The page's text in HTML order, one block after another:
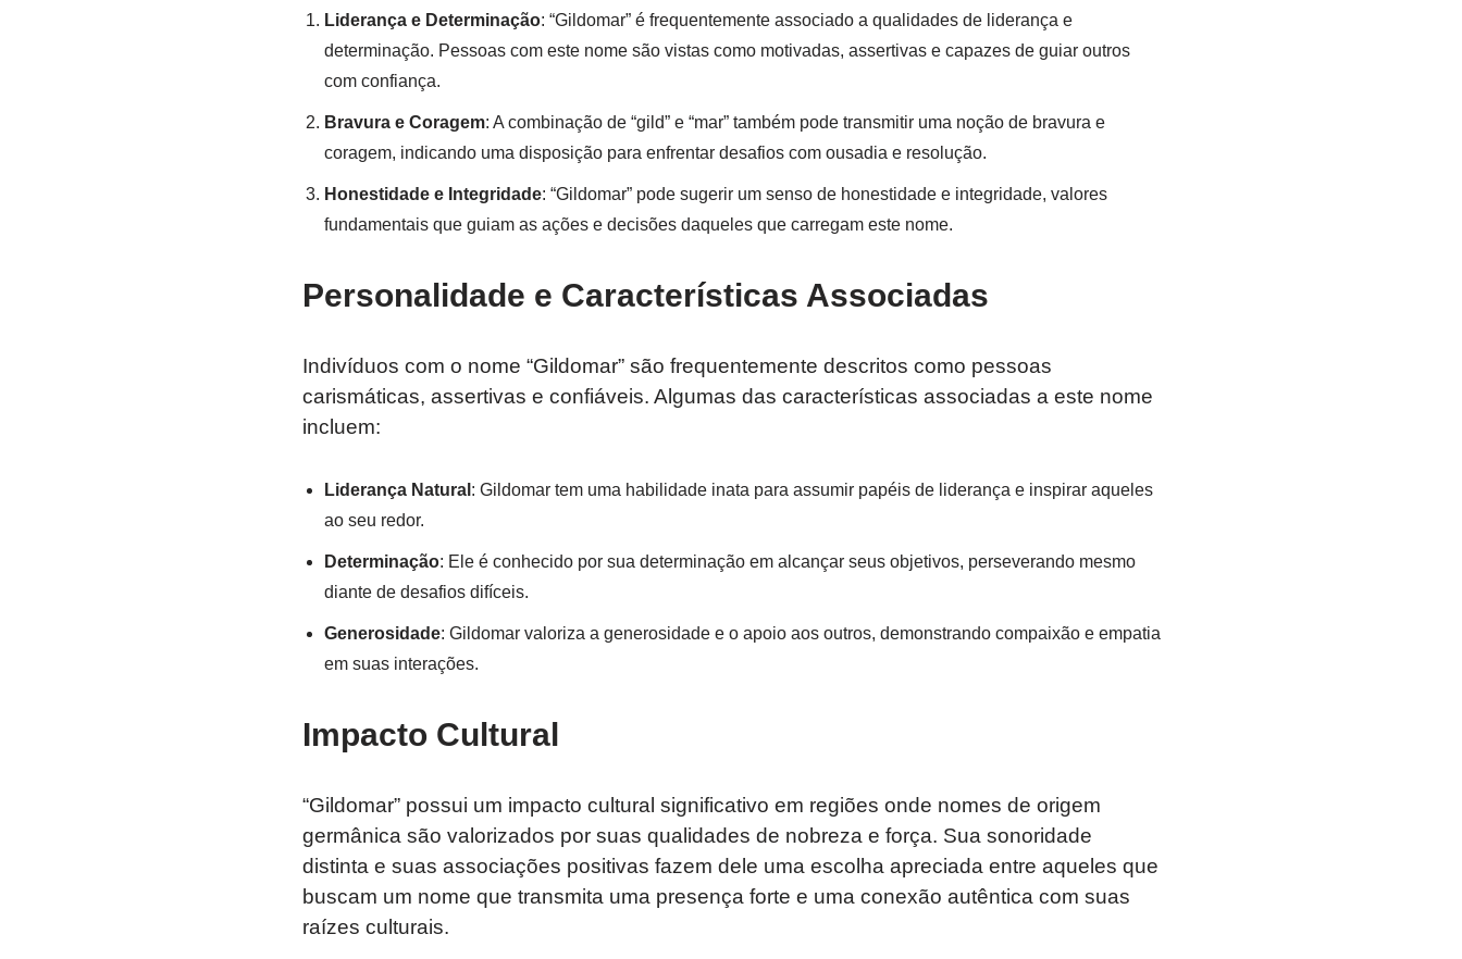
Liderança e Determinação: “Gildomar” é frequentemente associado a qualidades de liderança e
determinação. Pessoas com este nome são vistas como motivadas, assertivas e capazes de guiar outros
com confiança.
Bravura e Coragem: A combinação de “gild” e “mar” também pode transmitir uma noção de bravura e
coragem, indicando uma disposição para enfrentar desafios com ousadia e resolução.
Honestidade e Integridade: “Gildomar” pode sugerir um senso de honestidade e integridade, valores
fundamentais que guiam as ações e decisões daqueles que carregam este nome.
Personalidade e Características Associadas
Indivíduos com o nome “Gildomar” são frequentemente descritos como pessoas
carismáticas, assertivas e confiáveis. Algumas das características associadas a este nome
incluem:
Liderança Natural : Gildomar tem uma habilidade inata para assumir papéis de liderança e inspirar aqueles
ao seu redor.
Determinação: Ele é conhecido por sua determinação em alcançar seus objetivos, perseverando mesmo
diante de desafios difíceis.
Generosidade: Gildomar valoriza a generosidade e o apoio aos outros, demonstrando compaixão e empatia
em suas interações.
Impacto Cultural
“Gildomar” possui um impacto cultural significativo em regiões onde nomes de origem
germânica são valorizados por suas qualidades de nobreza e força. Sua sonoridade
distinta e suas associações positivas fazem dele uma escolha apreciada entre aqueles que
buscam um nome que transmita uma presença forte e uma conexão autêntica com suas
raízes culturais.